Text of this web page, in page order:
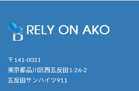
〒141-0031
東京都品川区西五反田1-26-2
五反田サンハイツ911